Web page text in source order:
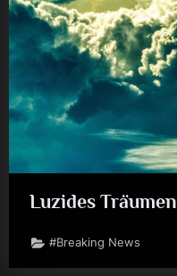
Luzides Träumen
#Breaking News